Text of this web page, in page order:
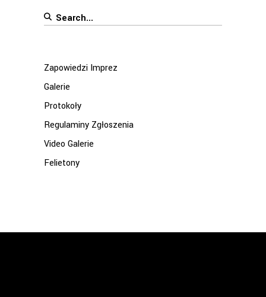
Search
Zapowiedzi Imprez
Galerie
Protokoły
Regulaminy Zgłoszenia
Video Galerie
Felietony